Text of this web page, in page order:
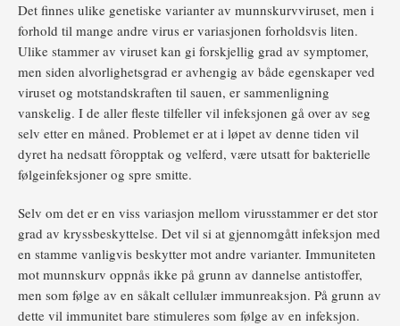
Det finnes ulike genetiske varianter av munnskurvviruset, men i
forhold til mange andre virus er variasjonen forholdsvis liten.
Ulike stammer av viruset kan gi forskjellig grad av symptomer,
men siden alvorlighetsgrad er avhengig av både egenskaper ved
viruset og motstandskraften til sauen, er sammenligning
vanskelig. I de aller fleste tilfeller vil infeksjonen gå over av seg
selv etter en måned. Problemet er at i løpet av denne tiden vil
dyret ha nedsatt fôropptak og velferd, være utsatt for bakterielle
følgeinfeksjoner og spre smitte.
Selv om det er en viss variasjon mellom virusstammer er det stor
grad av kryssbeskyttelse. Det vil si at gjennomgått infeksjon med
en stamme vanligvis beskytter mot andre varianter. Immuniteten
mot munnskurv oppnås ikke på grunn av dannelse antistoffer,
men som følge av en såkalt cellulær immunreaksjon. På grunn av
dette vil immunitet bare stimuleres som følge av en infeksjon.